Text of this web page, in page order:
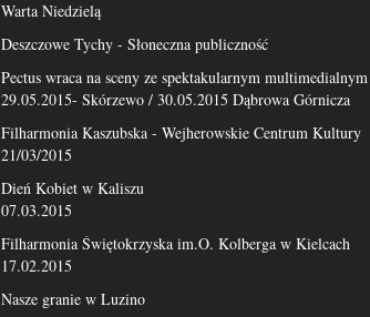
Warta Niedzielą
Deszczowe Tychy - Słoneczna publiczność
Pectus wraca na sceny ze spektakularnym
29.05.2015- Skórzewo / 30.05.2015 Dąbrowa Górnicza
Filharmonia Kaszubska - Wejherowskie Centrum Kultury
21/03/2015
Dień Kobiet w Kaliszu
07.03.2015
Filharmonia Świętokrzyska im.O. Kolberga w Kielcach
17.02.2015
Nasze granie w Luzino